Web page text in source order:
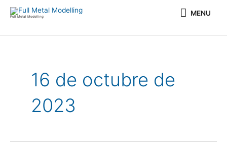
Full Metal Modelling MENU
MENU
16 de octubre de
2023